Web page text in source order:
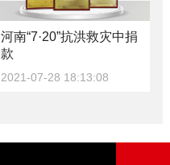
河南“7·20”抗洪救灾中捐
款
2021-07-28 18:13:08